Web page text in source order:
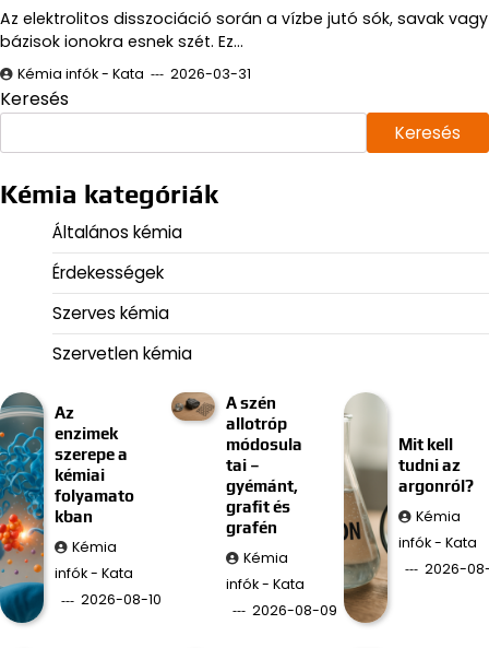
Az elektrolitos disszociáció során a vízbe jutó sók, savak vagy
bázisok ionokra esnek szét. Ez…
Kémia infók - Kata 2026-03-31
Keresés
Keresés
Kémia kategóriák
Általános kémia
Érdekességek
Szerves kémia
Szervetlen kémia
Az
enzimek
szerepe a
kémiai
folyamato
kban
Kémia
infók - Kata
2026-08-10
A szén
allotróp
módosula
tai –
gyémánt,
grafit és
grafén
Kémia
infók - Kata
2026-08-09
Mit kell
tudni az
argonról?
Kémia
infók - Kata
2026-